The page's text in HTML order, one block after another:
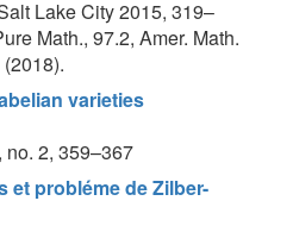
Lake City 2015, 319–
Math., 97.2, Amer. Math.
varieties
no. 2, 359–367
et probléme de Zilber-